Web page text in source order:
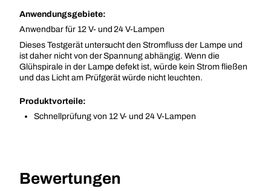
Anwendungsgebiete:
Anwendbar für 12 V- und 24 V-Lampen
Dieses Testgerät untersucht den Stromfluss der Lampe und
ist daher nicht von der Spannung abhängig. Wenn die
Glühspirale in der Lampe defekt ist, würde kein Strom fließen
und das Licht am Prüfgerät würde nicht leuchten.
Produktvorteile:
Schnellprüfung von 12 V- und 24 V-Lampen
Bewertungen